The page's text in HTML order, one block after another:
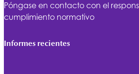
Póngase en contacto con el
cumplimiento normativo
Informes recientes